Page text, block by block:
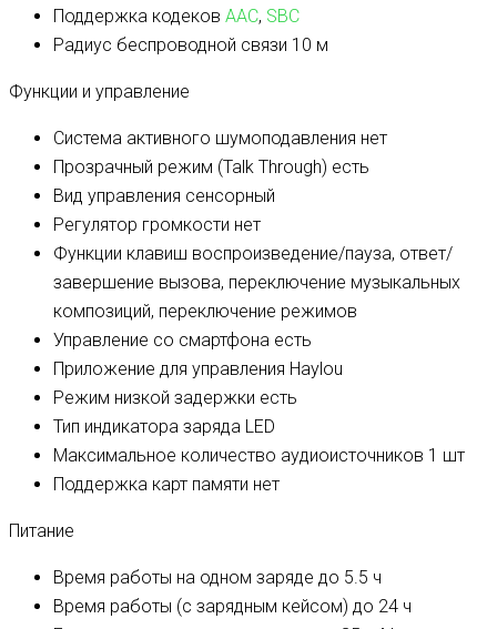
Поддержка кодеков AAC, SBC
Радиус беспроводной связи 10 м
Функции и управление
Система активного шумоподавления нет
Прозрачный режим (Talk Through) есть
Вид управления сенсорный
Регулятор громкости нет
Функции клавиш воспроизведение/пауза, ответ/
завершение вызова, переключение музыкальных
композиций, переключение режимов
Управление со смартфона есть
Приложение для управления Haylou
Режим низкой задержки есть
Тип индикатора заряда LED
Максимальное количество аудиоисточников 1 шт
Поддержка карт памяти нет
Питание
Время работы на одном заряде до 5.5 ч
Время работы (с зарядным кейсом) до 24 ч